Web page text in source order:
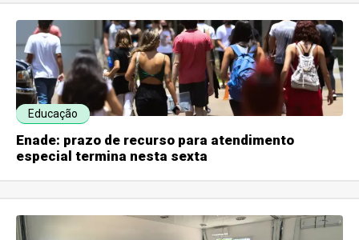
Educação
Enade: prazo de recurso para atendimento
especial termina nesta sexta